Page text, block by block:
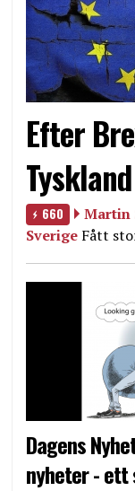
Efter
660
Martin
Sverige Fått
Dagens
nyheter - ett